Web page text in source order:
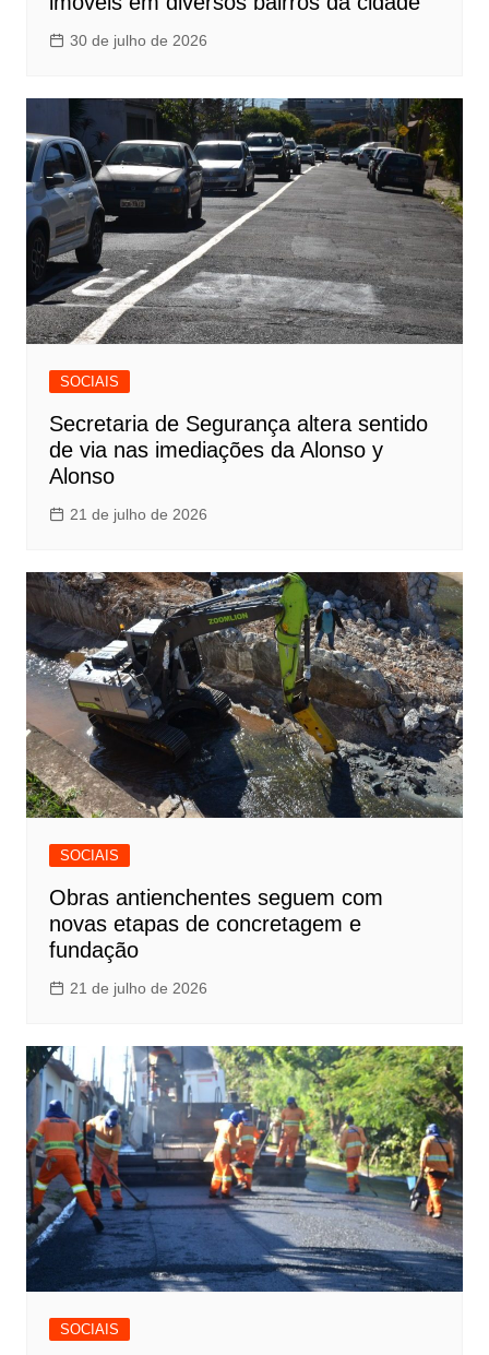
30 de julho de 2026
SOCIAIS
Secretaria de Segurança altera sentido
de via nas imediações da Alonso y
Alonso
21 de julho de 2026
SOCIAIS
Obras antienchentes seguem com
novas etapas de concretagem e
fundação
21 de julho de 2026
SOCIAIS